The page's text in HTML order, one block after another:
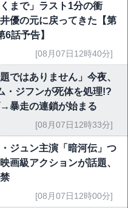
くまで」ラスト1分の衝
優の元に戻ってきた【第
話予告】
[08月07日12時40分]
ではありません」今夜、
・ジフンが死体を処理!?
暴走の連鎖が始まる
[08月07日12時33分]
ジュン主演「暗河伝」つ
画級アクションが話題、
[08月07日12時00分]